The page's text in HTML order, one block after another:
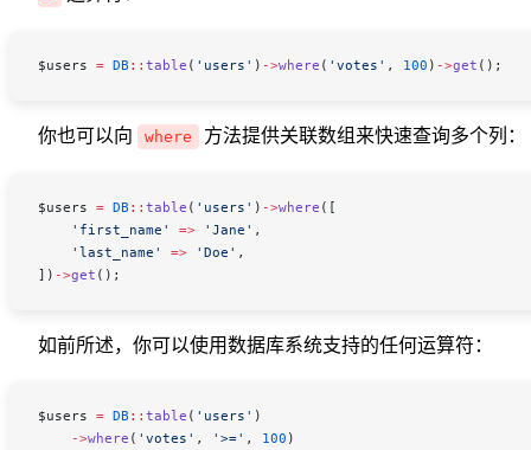
$users = DB :: table ( 'users' ) ->where ( 'votes' , 100 ) ->get ();
你也可以向 where 方法提供关联数组来快速查询多个列：
$users = DB :: table ( 'users' ) ->where ([
    'first_name'
=> 'Jane' ,
    'last_name'
=> 'Doe' ,
]) ->get ();
如前所述，你可以使用数据库系统支持的任何运算符：
$users = DB :: table ( 'users' )
    ->
where ( 'votes' , '>=' , 100 )